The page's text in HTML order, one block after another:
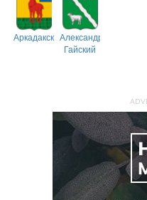
АркадакскийАлександрово-
Гайский